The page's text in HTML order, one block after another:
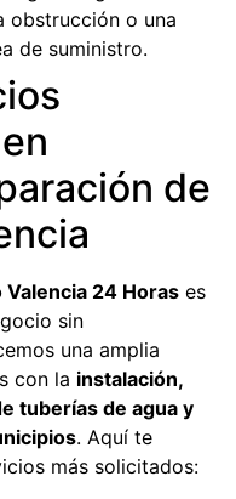
obstrucción o una
de suministro.
de
Valencia 24 Horas es
sin
una amplia
con la instalación,
tuberías de agua y
. Aquí te
más solicitados: